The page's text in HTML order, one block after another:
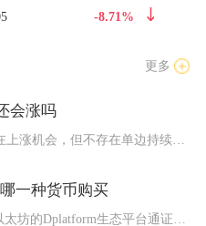
-8.71%
更多
会涨吗
莱特币未来存在上涨机会，但不存在单边持续上涨的确定性行情，涨...
一种货币购买